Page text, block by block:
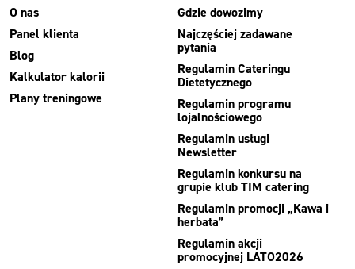
O nas
Panel klienta
Blog
Kalkulator kalorii
Plany treningowe
Gdzie dowozimy
Najczęściej zadawane
pytania
Regulamin Cateringu
Dietetycznego
Regulamin programu
lojalnościowego
Regulamin usługi
Newsletter
Regulamin konkursu na
grupie klub TIM catering
Regulamin promocji „Kawa i
herbata”
Regulamin akcji
promocyjnej LATO2026